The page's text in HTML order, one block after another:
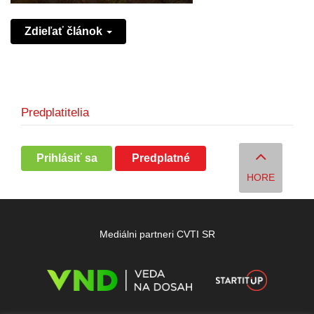
Zdieľať článok
Predplatitelia
Prihlásiť sa Predplatné
HORE
Mediálni partneri CVTI SR